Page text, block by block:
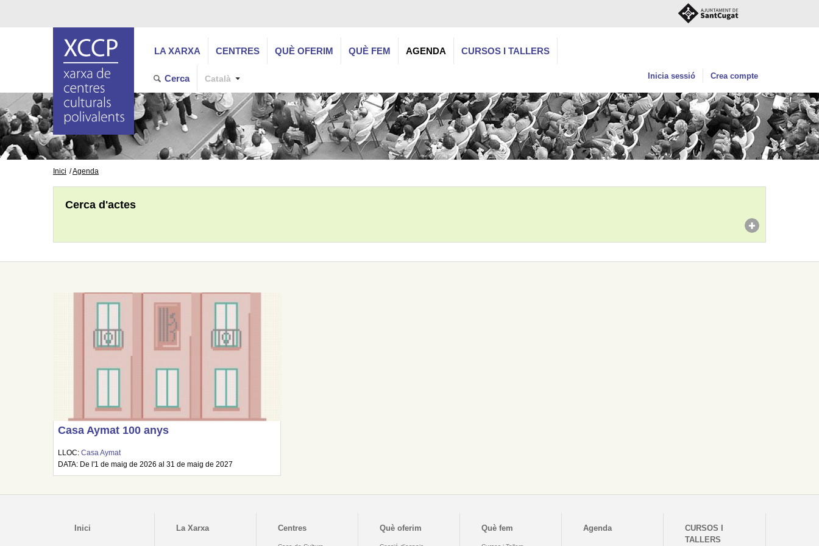
LA XARXA CENTRES QUÈ OFERIM QUÈ FEM AGENDA CURSOS I TALLERS
Cerca Català Inicia sessió Crea compte
Inici Agenda
Cerca d'actes
Casa Aymat 100 anys
LLOC:Casa Aymat
DATA: De l'1 de maig de 2026 al 31 de maig de 2027
Inici La Xarxa Centres Què oferim Què fem Agenda
CURSOS I
TALLERS